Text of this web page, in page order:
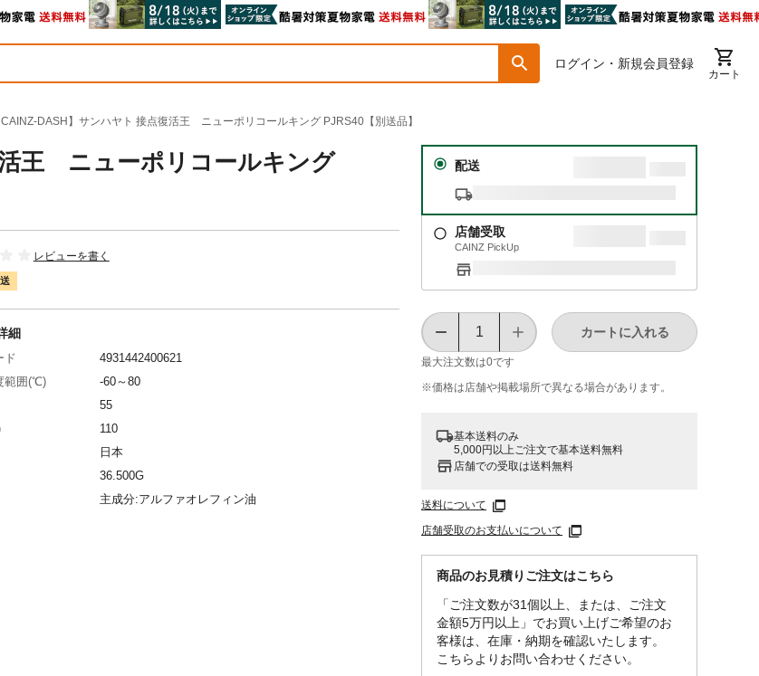
ログイン・新規会員登録
カート
CAINZ-DASH】サンハヤト 接点復活王 ニューポリコールキング PJRS40【別送品】
活王 ニューポリコールキング
レビューを書く
配送
店舗受取
CAINZ PickUp
最大注文数は0です
カートに入れる
※価格は​店舗や​掲載場所で​異なる​場合が​あります。
基本送料のみ
5,000円以上ご注文で基本送料無料
店舗での受取は送料無料
送料について
店舗受取のお支払いについて
商品のお見積りご注文はこちら
「ご注文数が31個以上、または、ご注文
金額5万円以上」でお買い上げご希望のお
客様は、在庫・納期を確認いたします。
こちらよりお問い合わせください。
細
ド
4931442400621
範囲(℃)
-60～80
55
110
日本
36.500G
主成分:アルファオレフィン油